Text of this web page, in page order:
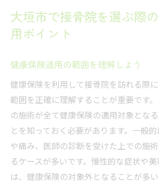
費用対効果を考えた接骨院の
接骨院での施術内容と健康保険の
健康保険が適用される具体的
施術前に確認すべき健康保険
骨格調整や筋肉ケアの保険適用
神経系のトラブルにはどの施
されるか
施術後のフォローアップと健
大垣市で接骨院を選ぶ際
用ポイント
健康保険適用の範囲を理解しよう
健康保険を利用して接骨院を訪れる際
範囲を正確に理解することが重要です
の施術が全て健康保険の適用対象とな
とを知っておく必要があります。一般
や痛み、医師の診断を受けた上での施
るケースが多いです。慢性的な症状や
は、健康保険の対象外となることが多